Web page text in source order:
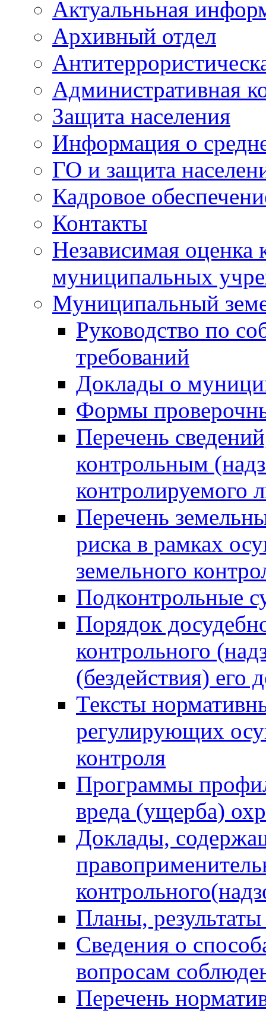
Актуальньная
Архивный отдел
Административная
Защита населения
Информация о
ГО и защита
Кадровое
Контакты
Независимая оценка
муниципальных
Муниципальный
Руководство по
требований
Доклады о
Формы
Перечень
контрольным
контролируемого
Перечень
риска в рамках
земельного
Подконтрольные
Порядок
контрольного
(бездействия)
Тексты
регулирующих
контроля
Программы
вреда (ущерба)
Доклады,
Планы,
Сведения о
вопросам
Перечень